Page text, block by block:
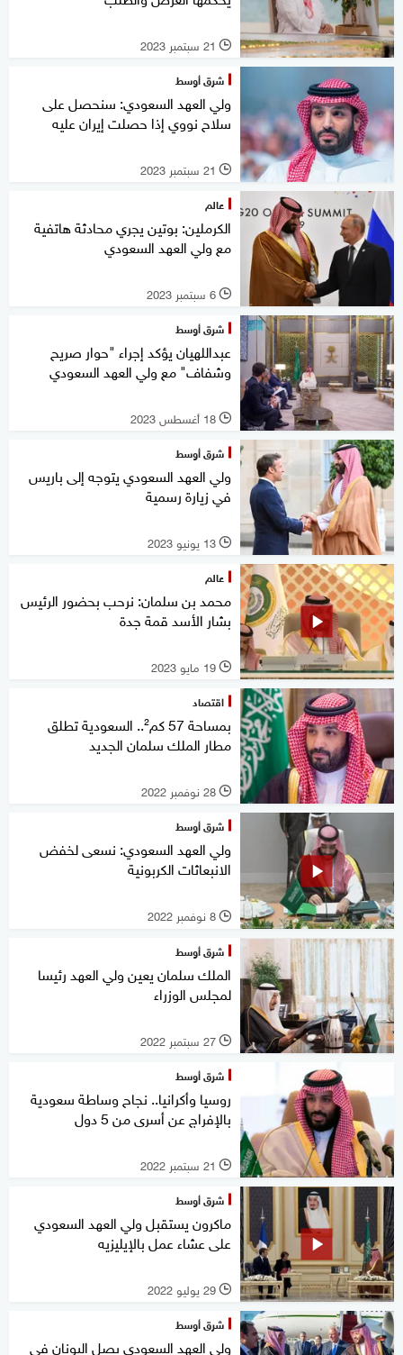
l 21 سبتمبر 2023
شرق أوسط
ولي العهد السعودي: سنحصل على
سلاح نووي إذا حصلت إيران عليه
l 21 سبتمبر 2023
عالم
الكرملين: بوتين يجري محادثة هاتفية
مع ولي العهد السعودي
l 6 سبتمبر 2023
شرق أوسط
عبداللهيان يؤكد إجراء "حوار صريح
وشفاف" مع ولي العهد السعودي
l 18 أغسطس 2023
شرق أوسط
ولي العهد السعودي يتوجه إلى باريس
في زيارة رسمية
l 13 يونيو 2023
عالم
محمد بن سلمان: نرحب بحضور الرئيس
بشار الأسد قمة جدة
l 19 مايو 2023
اقتصاد
بمساحة 57 كم².. السعودية تطلق
مطار الملك سلمان الجديد
l 28 نوفمبر 2022
شرق أوسط
ولي العهد السعودي: نسعى لخفض
الانبعاثات الكربونية
l 8 نوفمبر 2022
شرق أوسط
الملك سلمان يعين ولي العهد رئيسا
لمجلس الوزراء
l 27 سبتمبر 2022
شرق أوسط
روسيا وأكرانيا.. نجاح وساطة سعودية
بالإفراج عن أسرى من 5 دول
l 21 سبتمبر 2022
شرق أوسط
ماكرون يستقبل ولي العهد السعودي
على عشاء عمل بالإيليزيه
l 29 يوليو 2022
شرق أوسط
ولي العهد السعودي يصل اليونان في